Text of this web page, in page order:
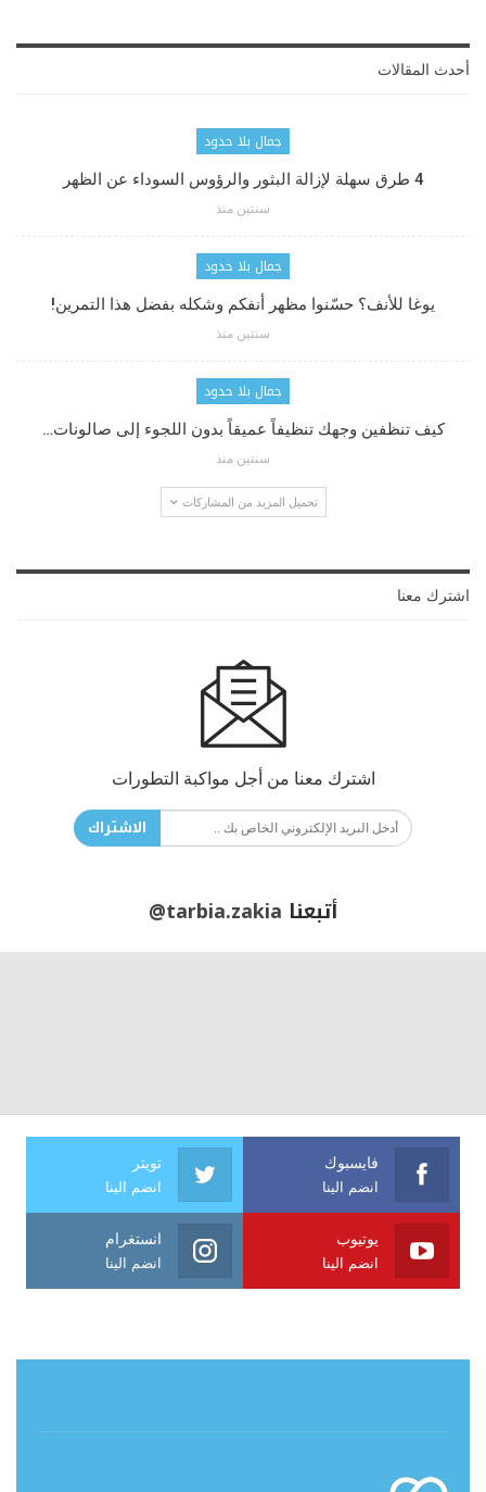
أحدث المقالات
جمال بلا حدود
4 طرق سهلة لإزالة البثور والرؤوس السوداء عن الظهر
سنتين منذ
جمال بلا حدود
يوغا للأنف؟ حسّنوا مظهر أنفكم وشكله بفضل هذا التمرين!
سنتين منذ
جمال بلا حدود
كيف تنظفين وجهك تنظيفاً عميقاً بدون اللجوء إلى صالونات…
سنتين منذ
تحميل المزيد من المشاركات
اشترك معنا
اشترك معنا من أجل مواكبة التطورات
الاشتراك
أتبعنا @tarbia.zakia
فايسبوك
انضم الينا
تويتر
انضم الينا
يوتيوب
انضم الينا
انستغرام
انضم الينا